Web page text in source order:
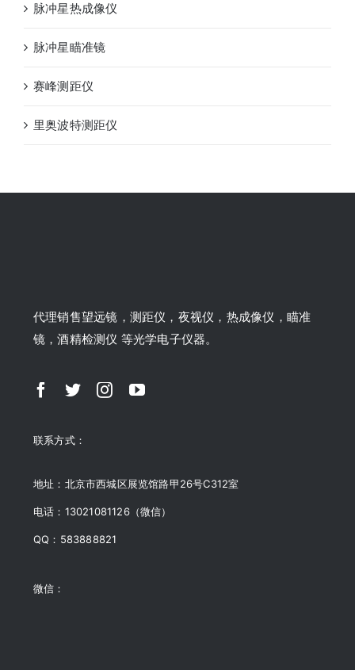
脉冲星热成像仪
脉冲星瞄准镜
赛峰测距仪
里奥波特测距仪
代理销售望远镜，测距仪，夜视仪，热成像仪，瞄准
镜，酒精检测仪 等光学电子仪器。
联系方式：
地址：北京市西城区展览馆路甲26号C312室
电话：13021081126（微信）
QQ：583888821
微信：